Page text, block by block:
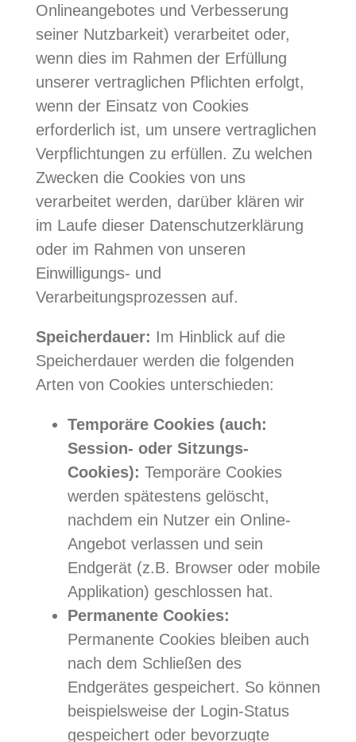
Onlineangebotes und Verbesserung
seiner Nutzbarkeit) verarbeitet oder,
wenn dies im Rahmen der Erfüllung
unserer vertraglichen Pflichten erfolgt,
wenn der Einsatz von Cookies
erforderlich ist, um unsere vertraglichen
Verpflichtungen zu erfüllen. Zu welchen
Zwecken die Cookies von uns
verarbeitet werden, darüber klären wir
im Laufe dieser Datenschutzerklärung
oder im Rahmen von unseren
Einwilligungs- und
Verarbeitungsprozessen auf.
Speicherdauer: Im Hinblick auf die
Speicherdauer werden die folgenden
Arten von Cookies unterschieden:
Temporäre Cookies (auch:
Session- oder Sitzungs-
Cookies): Temporäre Cookies
werden spätestens gelöscht,
nachdem ein Nutzer ein Online-
Angebot verlassen und sein
Endgerät (z.B. Browser oder mobile
Applikation) geschlossen hat.
Permanente Cookies:
Permanente Cookies bleiben auch
nach dem Schließen des
Endgerätes gespeichert. So können
beispielsweise der Login-Status
gespeichert oder bevorzugte